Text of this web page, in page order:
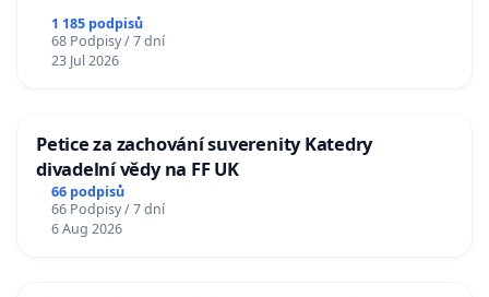
1 185 podpisů
68 Podpisy / 7 dní
23 Jul 2026
Petice za zachování suverenity Katedry
divadelní vědy na FF UK
66 podpisů
66 Podpisy / 7 dní
6 Aug 2026